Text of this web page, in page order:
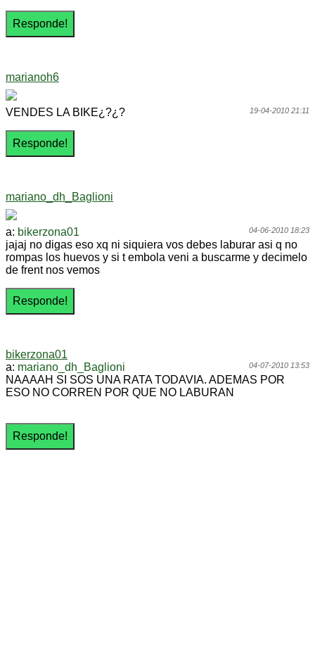
marianoh6
19-04-2010 21:11
VENDES LA BIKE¿?¿?
mariano_dh_Baglioni
04-06-2010 18:23
a: bikerzona01
jajaj no digas eso xq ni siquiera vos debes laburar asi q no
rompas los huevos y si t embola veni a buscarme y decimelo
de frent nos vemos
bikerzona01
04-07-2010 13:53
a: mariano_dh_Baglioni
NAAAAH SI SOS UNA RATA TODAVIA. ADEMAS POR
ESO NO CORREN POR QUE NO LABURAN